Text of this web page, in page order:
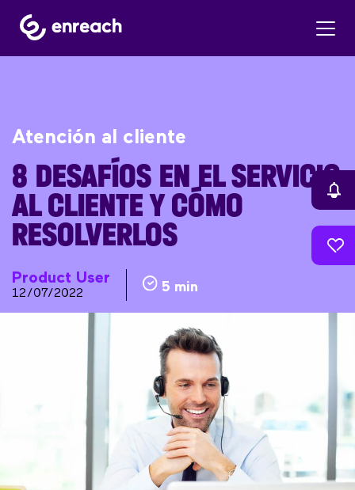
Atención al cliente
8 DESAFÍOS EN EL SERVICIO
AL CLIENTE Y CÓMO
RESOLVERLOS
Product User
12/07/2022 5 min